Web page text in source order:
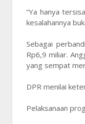
“Ya hanya
kesalahannya
Sebagai
Rp6,9 miliar.
yang sempat
DPR menilai
Pelaksanaan